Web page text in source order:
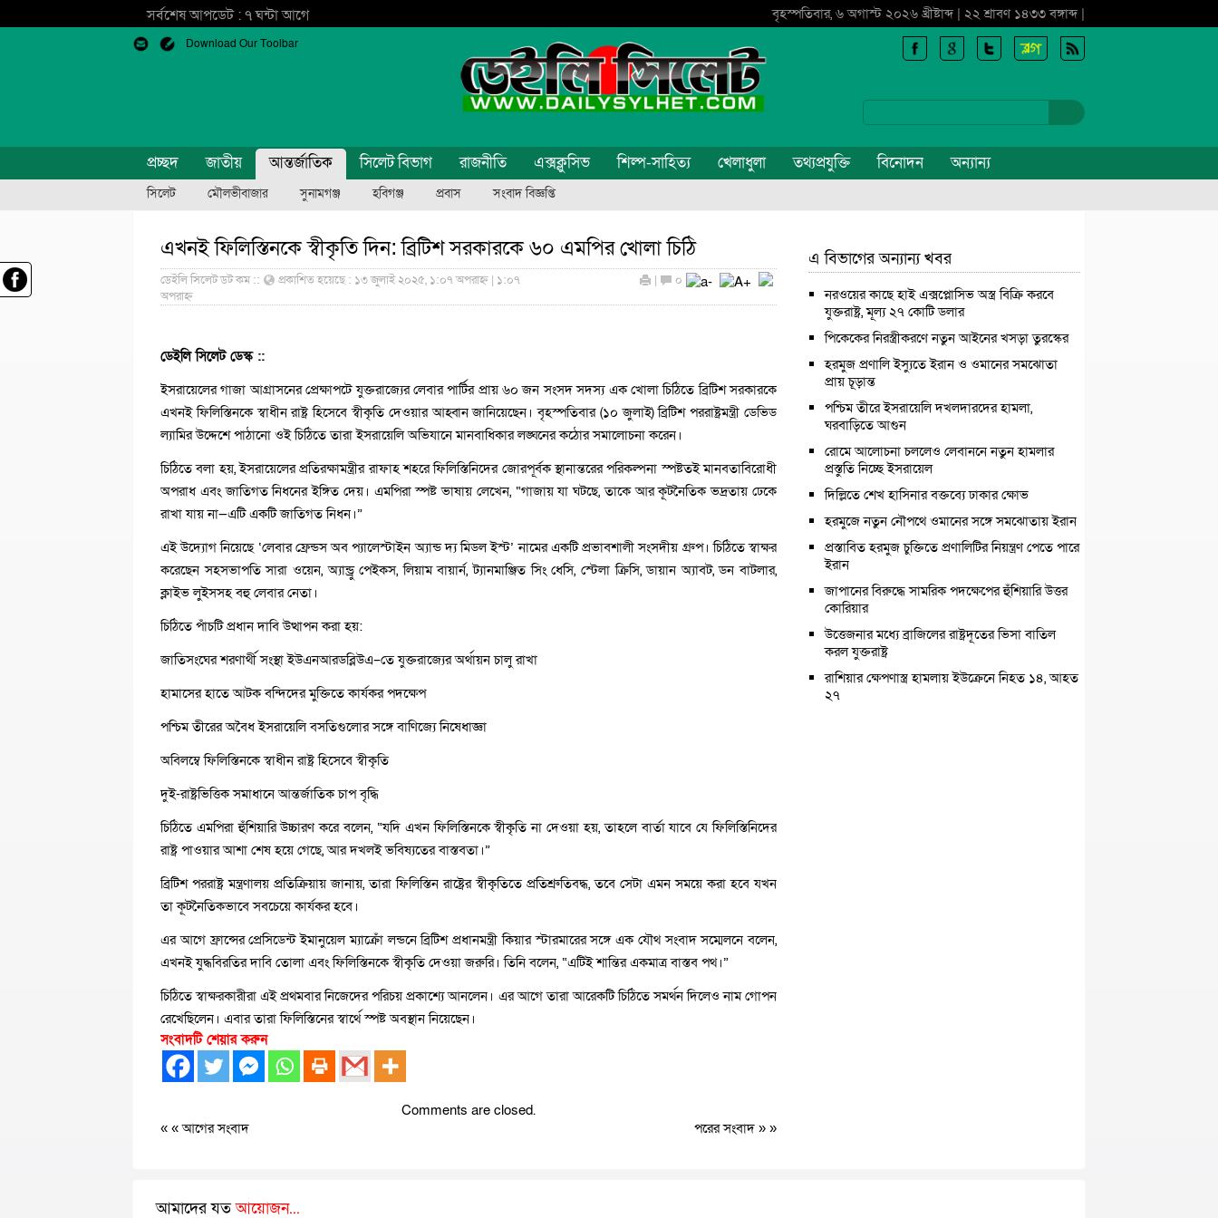
সর্বশেষ আপডেট : ৭ ঘন্টা আগে বৃহস্পতিবার, ৬ অগাস্ট ২০২৬ খ্রীষ্টাব্দ | ২২ শ্রাবণ ১৪৩৩ বঙ্গাব্দ |
Download Our Toolbar
প্রচ্ছদ জাতীয় আন্তর্জাতিক সিলেট বিভাগ রাজনীতি এক্সক্লুসিভ শিল্প-সাহিত্য খেলাধুলা তথ্যপ্রযুক্তি বিনোদন অন্যান্য
সিলেট মৌলভীবাজার সুনামগঞ্জ হবিগঞ্জ প্রবাস সংবাদ বিজ্ঞপ্তি
এখনই ফিলিস্তিনকে স্বীকৃতি দিন: ব্রিটিশ সরকারকে ৬০ এমপির খোলা চিঠি
ডেইলি সিলেট ডট কম ::
প্রকাশিত হয়েছে : ১৩ জুলাই ২০২৫, ১:০৭ অপরাহ্ন | ১:০৭
অপরাহ্ন
| ০
ডেইলি সিলেট ডেস্ক ::
ইসরায়েলের গাজা আগ্রাসনের প্রেক্ষাপটে যুক্তরাজ্যের লেবার পার্টির প্রায় ৬০ জন সংসদ সদস্য এক খোলা চিঠিতে ব্রিটিশ সরকারকে
এখনই ফিলিস্তিনকে স্বাধীন রাষ্ট্র হিসেবে স্বীকৃতি দেওয়ার আহ্বান জানিয়েছেন। বৃহস্পতিবার (১০ জুলাই) ব্রিটিশ পররাষ্ট্রমন্ত্রী ডেভিড
ল্যামির উদ্দেশে পাঠানো ওই চিঠিতে তারা ইসরায়েলি অভিযানে মানবাধিকার লঙ্ঘনের কঠোর সমালোচনা করেন।
চিঠিতে বলা হয়, ইসরায়েলের প্রতিরক্ষামন্ত্রীর রাফাহ শহরে ফিলিস্তিনিদের জোরপূর্বক স্থানান্তরের পরিকল্পনা স্পষ্টতই মানবতাবিরোধী
অপরাধ এবং জাতিগত নিধনের ইঙ্গিত দেয়। এমপিরা স্পষ্ট ভাষায় লেখেন, “গাজায় যা ঘটছে, তাকে আর কূটনৈতিক ভদ্রতায় ঢেকে
রাখা যায় না—এটি একটি জাতিগত নিধন।”
এই উদ্যোগ নিয়েছে ‘লেবার ফ্রেন্ডস অব প্যালেস্টাইন অ্যান্ড দ্য মিডল ইস্ট’ নামের একটি প্রভাবশালী সংসদীয় গ্রুপ। চিঠিতে স্বাক্ষর
করেছেন সহসভাপতি সারা ওয়েন, অ্যান্ড্রু পেইকস, লিয়াম বায়ার্ন, ট্যানমাঞ্জিত সিং ধেসি, স্টেলা ক্রিসি, ডায়ান অ্যাবট, ডন বাটলার,
ক্লাইভ লুইসসহ বহু লেবার নেতা।
চিঠিতে পাঁচটি প্রধান দাবি উত্থাপন করা হয়:
জাতিসংঘের শরণার্থী সংস্থা ইউএনআরডব্লিউএ–তে যুক্তরাজ্যের অর্থায়ন চালু রাখা
হামাসের হাতে আটক বন্দিদের মুক্তিতে কার্যকর পদক্ষেপ
পশ্চিম তীরের অবৈধ ইসরায়েলি বসতিগুলোর সঙ্গে বাণিজ্যে নিষেধাজ্ঞা
অবিলম্বে ফিলিস্তিনকে স্বাধীন রাষ্ট্র হিসেবে স্বীকৃতি
দুই-রাষ্ট্রভিত্তিক সমাধানে আন্তর্জাতিক চাপ বৃদ্ধি
চিঠিতে এমপিরা হুঁশিয়ারি উচ্চারণ করে বলেন, “যদি এখন ফিলিস্তিনকে স্বীকৃতি না দেওয়া হয়, তাহলে বার্তা যাবে যে ফিলিস্তিনিদের
রাষ্ট্র পাওয়ার আশা শেষ হয়ে গেছে, আর দখলই ভবিষ্যতের বাস্তবতা।”
ব্রিটিশ পররাষ্ট্র মন্ত্রণালয় প্রতিক্রিয়ায় জানায়, তারা ফিলিস্তিন রাষ্ট্রের স্বীকৃতিতে প্রতিশ্রুতিবদ্ধ, তবে সেটা এমন সময়ে করা হবে যখন
তা কূটনৈতিকভাবে সবচেয়ে কার্যকর হবে।
এর আগে ফ্রান্সের প্রেসিডেন্ট ইমানুয়েল ম্যাক্রোঁ লন্ডনে ব্রিটিশ প্রধানমন্ত্রী কিয়ার স্টারমারের সঙ্গে এক যৌথ সংবাদ সম্মেলনে বলেন,
এখনই যুদ্ধবিরতির দাবি তোলা এবং ফিলিস্তিনকে স্বীকৃতি দেওয়া জরুরি। তিনি বলেন, “এটিই শান্তির একমাত্র বাস্তব পথ।”
চিঠিতে স্বাক্ষরকারীরা এই প্রথমবার নিজেদের পরিচয় প্রকাশ্যে আনলেন। এর আগে তারা আরেকটি চিঠিতে সমর্থন দিলেও নাম গোপন
রেখেছিলেন। এবার তারা ফিলিস্তিনের স্বার্থে স্পষ্ট অবস্থান নিয়েছেন।
সংবাদটি শেয়ার করুন
Comments are closed.
« «আগের সংবাদ পরের সংবাদ » »
এ বিভাগের অন্যান্য খবর
নরওয়ের কাছে হাই এক্সপ্লোসিভ অস্ত্র বিক্রি করবে
যুক্তরাষ্ট্র, মূল্য ২৭ কোটি ডলার
পিকেকের নিরস্ত্রীকরণে নতুন আইনের খসড়া তুরস্কের
হরমুজ প্রণালি ইস্যুতে ইরান ও ওমানের সমঝোতা
প্রায় চূড়ান্ত
পশ্চিম তীরে ইসরায়েলি দখলদারদের হামলা,
ঘরবাড়িতে আগুন
রোমে আলোচনা চললেও লেবাননে নতুন হামলার
প্রস্তুতি নিচ্ছে ইসরায়েল
দিল্লিতে শেখ হাসিনার বক্তব্যে ঢাকার ক্ষোভ
হরমুজে নতুন নৌপথে ওমানের সঙ্গে সমঝোতায় ইরান
প্রস্তাবিত হরমুজ চুক্তিতে প্রণালিটির নিয়ন্ত্রণ পেতে পারে
ইরান
জাপানের বিরুদ্ধে সামরিক পদক্ষেপের হুঁশিয়ারি উত্তর
কোরিয়ার
উত্তেজনার মধ্যে ব্রাজিলের রাষ্ট্রদূতের ভিসা বাতিল
করল যুক্তরাষ্ট্র
রাশিয়ার ক্ষেপণাস্ত্র হামলায় ইউক্রেনে নিহত ১৪, আহত
২৭
আমাদের যতআয়োজন...